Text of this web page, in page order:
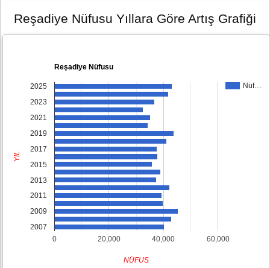
Reşadiye Nüfusu Yıllara Göre Artış Grafiği
Reşadiye Nüfusu
Nüf…
0 20,000 40,000 60,000
2025
2023
2021
2019
2017
2015
2013
2011
2009
2007
NÜFUS
YIL